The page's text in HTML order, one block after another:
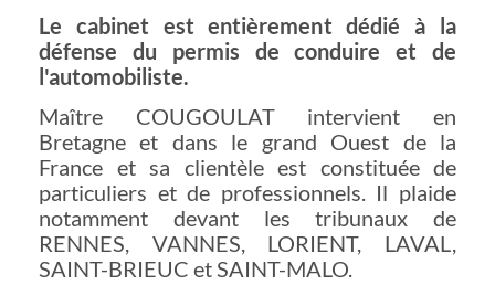
Le cabinet est entièrement dédié à la
défense du permis de conduire et de
l'automobiliste.
Maître COUGOULAT intervient en
Bretagne et dans le grand Ouest de la
France et sa clientèle est constituée de
particuliers et de professionnels. Il plaide
notamment devant les tribunaux de
RENNES, VANNES, LORIENT, LAVAL,
SAINT-BRIEUC et SAINT-MALO.